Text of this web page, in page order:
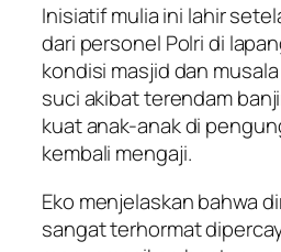
Inisiatif mulia ini lahir
dari personel Polri di
kondisi masjid dan
suci akibat terendam
kuat anak-anak di
kembali mengaji.
Eko menjelaskan bahwa
sangat terhormat